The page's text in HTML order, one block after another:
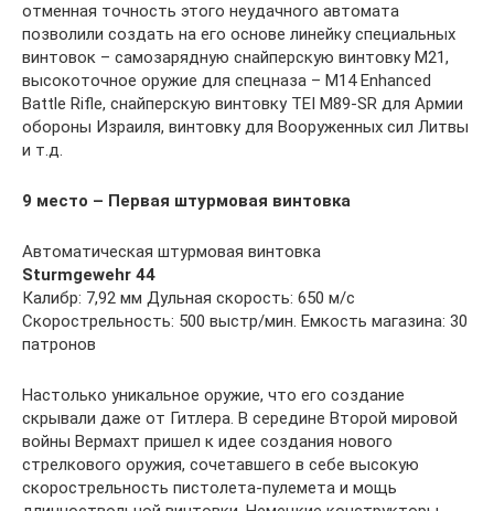
отменная точность этого неудачного автомата
позволили создать на его основе линейку специальных
винтовок – самозарядную снайперскую винтовку М21,
высокоточное оружие для спецназа – М14 Enhanced
Battle Rifle, снайперскую винтовку TEI M89-SR для Армии
обороны Израиля, винтовку для Вооруженных сил Литвы
и т.д.
9 место – Первая штурмовая винтовка
Автоматическая штурмовая винтовка
Sturmgewehr 44
Калибр: 7,92 мм Дульная скорость: 650 м/с
Скорострельность: 500 выстр/мин. Емкость магазина: 30
патронов
Настолько уникальное оружие, что его создание
скрывали даже от Гитлера. В середине Второй мировой
войны Вермахт пришел к идее создания нового
стрелкового оружия, сочетавшего в себе высокую
скорострельность пистолета-пулемета и мощь